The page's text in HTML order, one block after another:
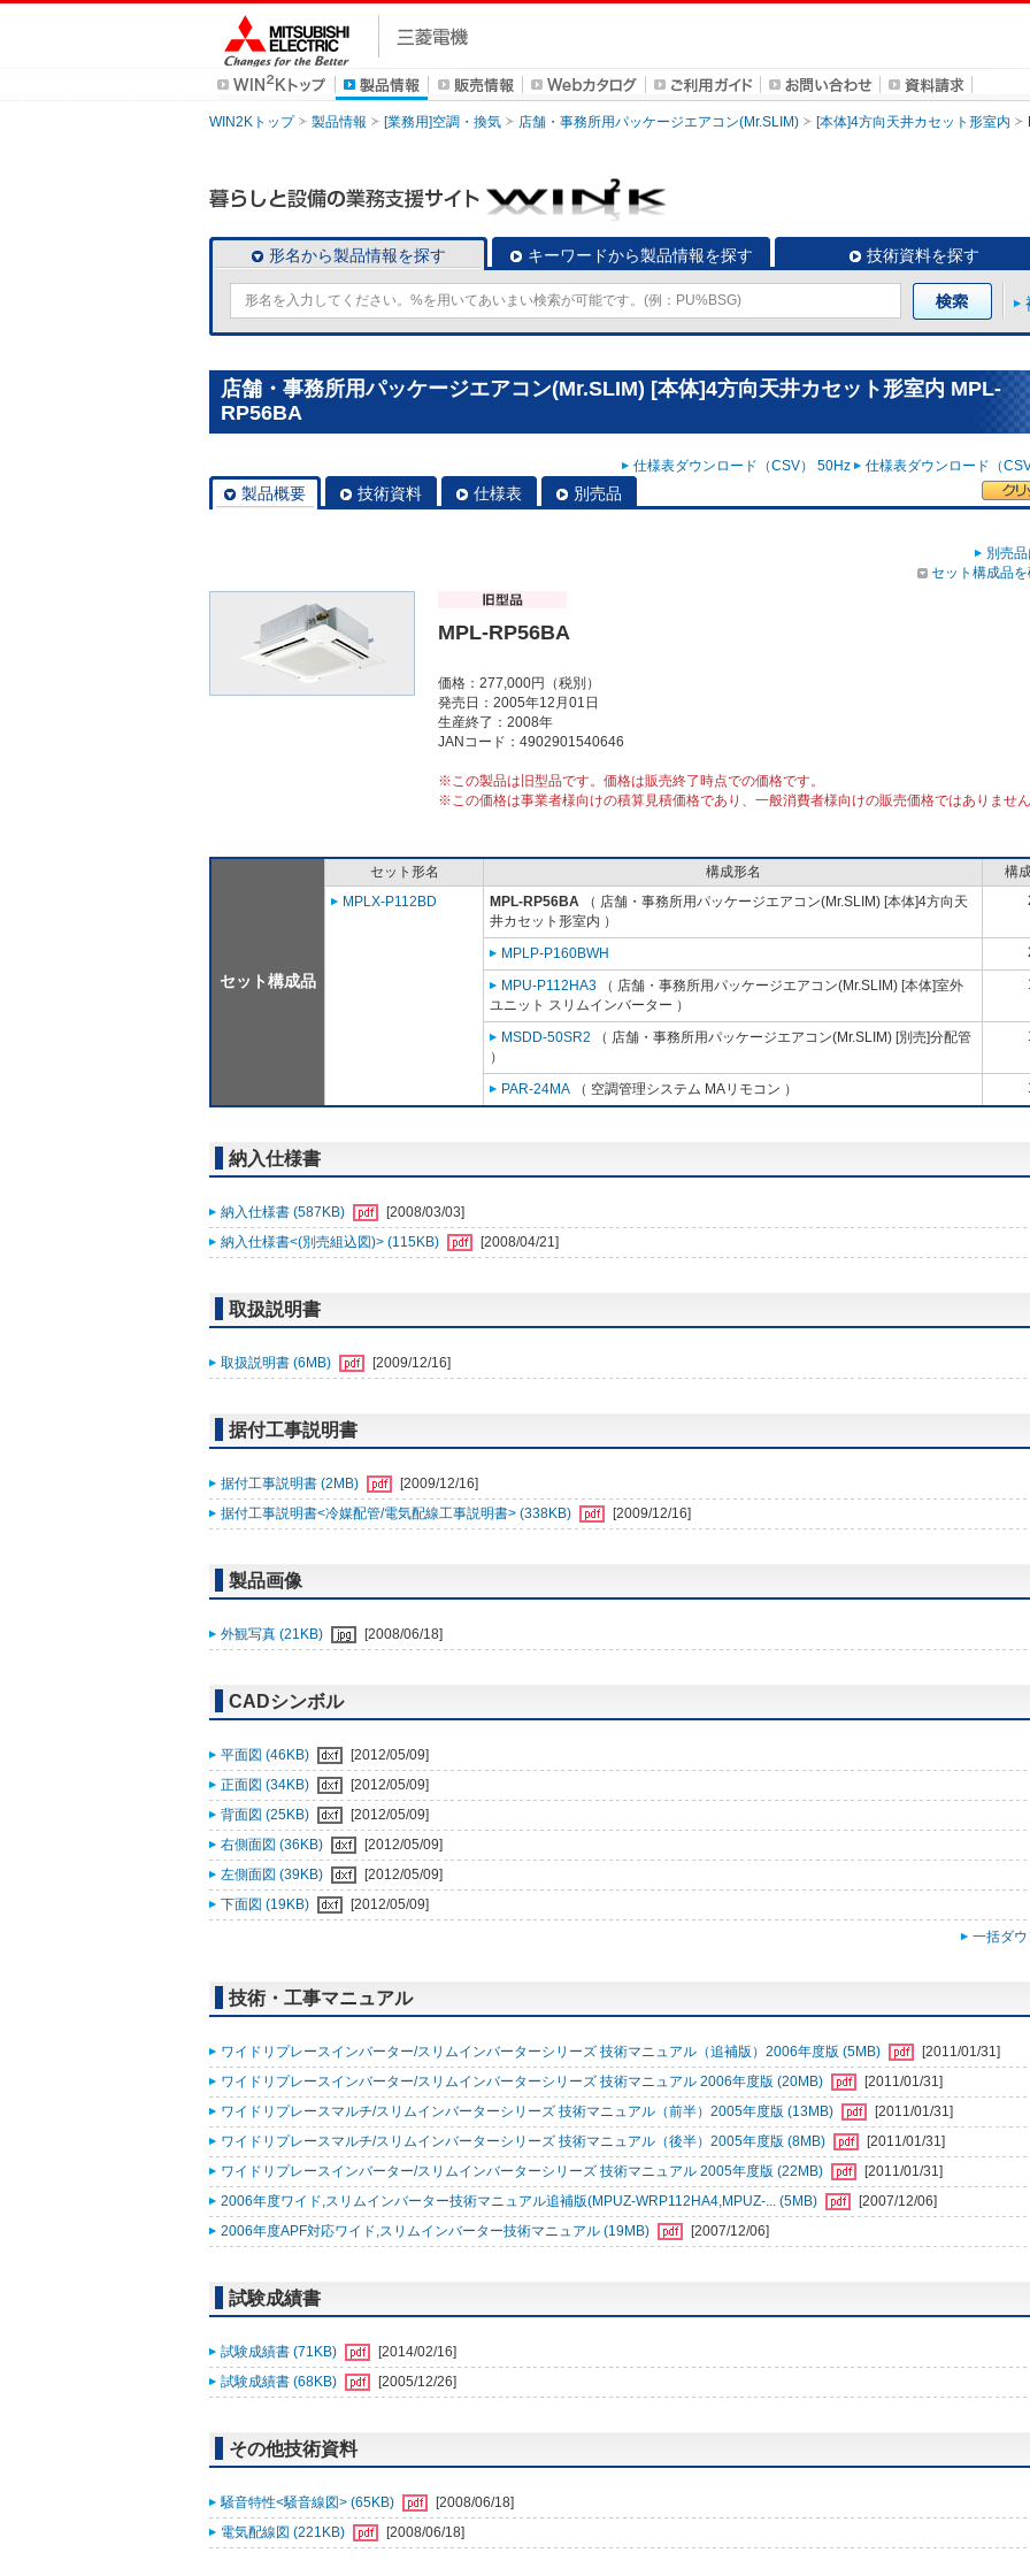
WIN2Kトップ 製品情報 [業務用]空調・換気 店舗・事務所用パッケージエアコン(Mr.SLIM) [本体]4方向天井カセット形室内
形名から製品情報を探す キーワードから製品情報を探す 技術資料を探す
店舗・事務所用パッケージエアコン(Mr.SLIM) [本体]4方向天井カセット形室内 MPL-
RP56BA
仕様表ダウンロード（CSV） 50Hz 仕様表ダウンロード（
製品概要 技術資料 仕様表 別売品
別売
セット構成品
MPL-RP56BA
価格：277,000円（税別）
発売日：2005年12月01日
生産終了：2008年
JANコード：4902901540646
※この製品は旧型品です。価格は販売終了時点での価格です。
※この価格は事業者様向けの積算見積価格であり、一般消費者様向けの販売価格ではありませ
セット構成品
セット形名 構成形名
構
MPLX-P112BD
MPL-RP56BA （ 店舗・事務所用パッケージエアコン(Mr.SLIM) [本体]4方向天
井カセット形室内 ）
MPLP-P160BWH
MPU-P112HA3 （ 店舗・事務所用パッケージエアコン(Mr.SLIM) [本体]室外
ユニット スリムインバーター ）
MSDD-50SR2 （ 店舗・事務所用パッケージエアコン(Mr.SLIM) [別売]分配管
）
PAR-24MA （ 空調管理システム MAリモコン ）
納入仕様書
納入仕様書 (587KB)
[2008/03/03]
納入仕様書<(別売組込図)> (115KB)
[2008/04/21]
取扱説明書
取扱説明書 (6MB) [2009/12/16]
据付工事説明書
据付工事説明書 (2MB)
[2009/12/16]
据付工事説明書<冷媒配管/電気配線工事説明書> (338KB)
[2009/12/16]
製品画像
外観写真 (21KB) [2008/06/18]
CADシンボル
平面図 (46KB)
[2012/05/09]
正面図 (34KB)
[2012/05/09]
背面図 (25KB)
[2012/05/09]
右側面図 (36KB)
[2012/05/09]
左側面図 (39KB)
[2012/05/09]
下面図 (19KB)
[2012/05/09]
一括ダ
技術・工事マニュアル
ワイドリプレースインバーター/スリムインバーターシリーズ 技術マニュアル（追補版）2006年度版 (5MB)
[2011/01/31]
ワイドリプレースインバーター/スリムインバーターシリーズ 技術マニュアル 2006年度版 (20MB)
[2011/01/31]
ワイドリプレースマルチ/スリムインバーターシリーズ 技術マニュアル（前半）2005年度版 (13MB)
[2011/01/31]
ワイドリプレースマルチ/スリムインバーターシリーズ 技術マニュアル（後半）2005年度版 (8MB)
[2011/01/31]
ワイドリプレースインバーター/スリムインバーターシリーズ 技術マニュアル 2005年度版 (22MB)
[2011/01/31]
2006年度ワイド,スリムインバーター技術マニュアル追補版(MPUZ-WRP112HA4,MPUZ-... (5MB)
[2007/12/06]
2006年度APF対応ワイド,スリムインバーター技術マニュアル (19MB)
[2007/12/06]
試験成績書
試験成績書 (71KB)
[2014/02/16]
試験成績書 (68KB)
[2005/12/26]
その他技術資料
騒音特性<騒音線図> (65KB)
[2008/06/18]
電気配線図 (221KB)
[2008/06/18]